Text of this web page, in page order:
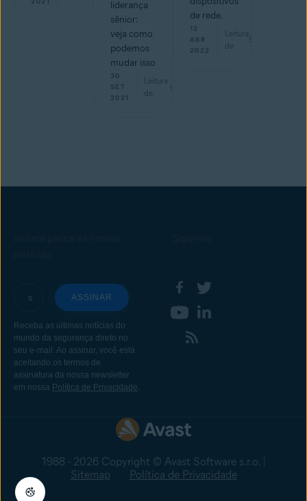
liderança
sênior:
veja como
podemos
mudar isso
30
SET
2021
Leitura
de
min
de rede.
12
ABR
2022
Leitura
de
5
1988 - 2026 Copyright © Avast Software s.r.o. |
Sitemap
Política de Privacidade